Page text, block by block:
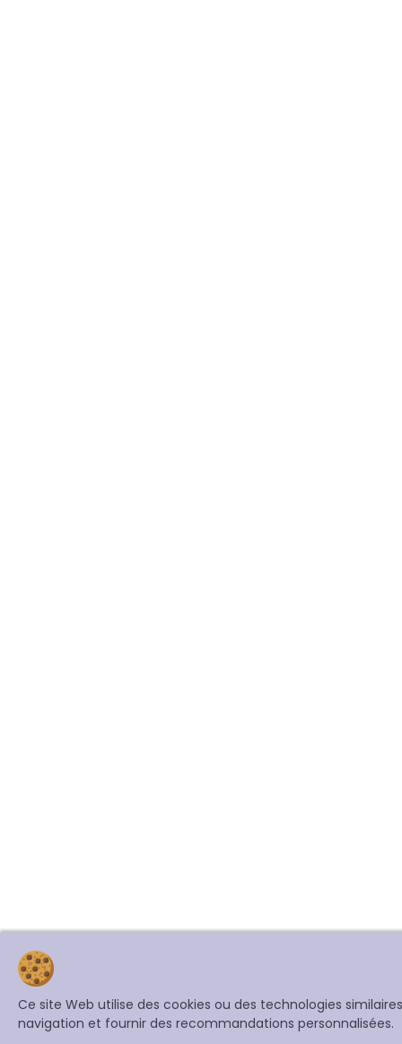
Ce site Web utilise des cookies ou des technologies
navigation et fournir des recommandations personnalisées.